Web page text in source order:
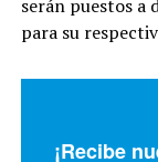
serán puestos a
para su